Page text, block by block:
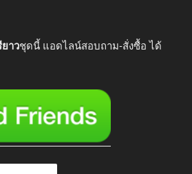
าวชุดนี้ แอดไลน์สอบถาม-สั่งซื้อ ได้